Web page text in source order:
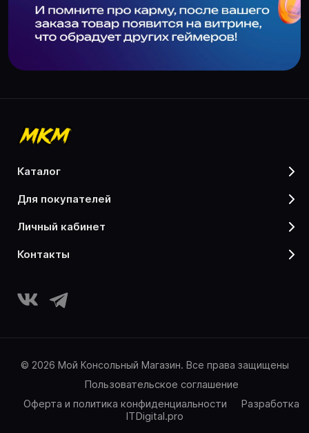
каталог
для покупателей
личный кабинет
контакты
© 2026 Мой Консольный Магазин. Все права защищены
Пользовательское соглашение
Оферта и политика конфиденциальности
Разработка
ITDigital.pro